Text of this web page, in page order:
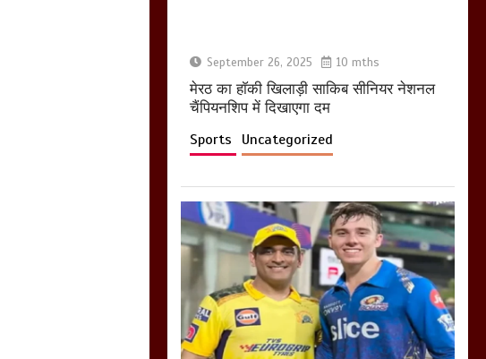
March 11, 2025
बिजली विभाग से परेशान
अनशन की चेतावनी
March 8, 2025
September 26, 2025 10 mths
मेरठ का हाॅकी खिलाड़ी साकिब सीनियर नेशनल
चैंपियनशिप में दिखाएगा दम
Sports Uncategorized